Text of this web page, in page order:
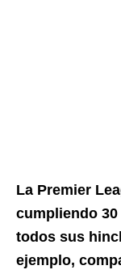
La Premier
cumpliendo
todos sus
ejemplo,